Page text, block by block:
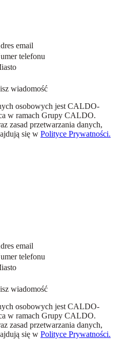
email
telefonu
wiadomość
osobowych jest CALDO-
w ramach Grupy CALDO.
zasad przetwarzania danych,
się w Polityce Prywatności.
email
telefonu
wiadomość
osobowych jest CALDO-
w ramach Grupy CALDO.
zasad przetwarzania danych,
się w Polityce Prywatności.